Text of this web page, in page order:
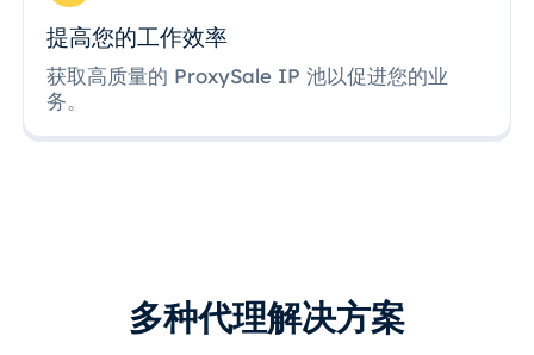
提高您的工作效率
获取高质量的 ProxySale IP 池以促进您的业
务。
多种代理解决方案